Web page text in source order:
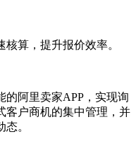
算，提升报价效率。
阿里卖家APP，实现询
客户商机的集中管理，并
。